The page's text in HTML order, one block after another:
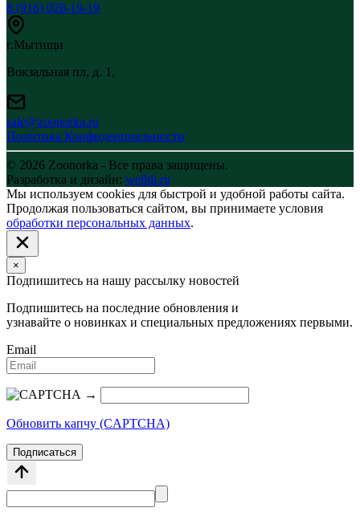
8 (916) 028-19-19
г.Мытищи
Вокзальная пл, д. 1,
sale@zoonorka.ru
Политика Конфиденциальности
© 2026 Zoonorka - Все права защищены.
Разработка и дизайн: welldi.ru
Мы используем cookies для быстрой и удобной работы сайта.
Продолжая пользоваться сайтом, вы принимаете условия
обработки персональных данных.
×
Подпишитесь на нашу рассылку новостей
Подпишитесь на последние обновления и
узнавайте о новинках и специальных предложениях первыми.
Email
→
Обновить капчу (CAPTCHA)
Подписаться